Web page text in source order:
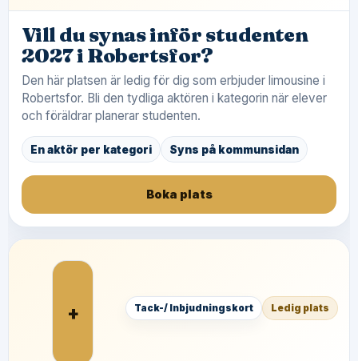
Vill du synas inför studenten
2027 i Robertsfor?
Den här platsen är ledig för dig som erbjuder limousine i
Robertsfor. Bli den tydliga aktören i kategorin när elever
och föräldrar planerar studenten.
En aktör per kategori Syns på kommunsidan
Boka plats
+ Tack-/ Inbjudningskort Ledig plats